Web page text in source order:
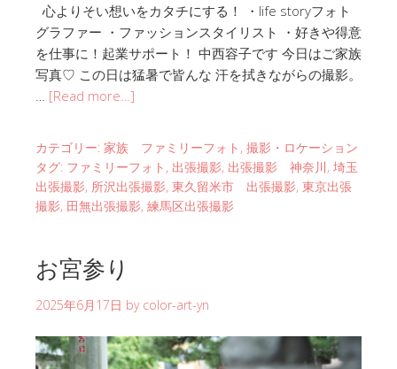
心よりそい想いをカタチにする！ ・life storyフォト
グラファー ・ファッションスタイリスト ・好きや得意
を仕事に！起業サポート！ 中西容子です 今日はご家族
写真♡ この日は猛暑で皆んな 汗を拭きながらの撮影。
[Read more…]
カテゴリー: 家族 ファミリーフォト , 撮影・ロケーション
タグ: ファミリーフォト , 出張撮影, 出張撮影 神奈川, 埼玉
出張撮影, 所沢出張撮影, 東久留米市 出張撮影, 東京出張
撮影, 田無出張撮影, 練馬区出張撮影
お宮参り
2025年6月17日 by color-art-yn